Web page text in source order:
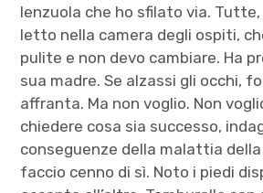
lenzuola che ho sfilato via.
letto nella camera degli ospiti,
pulite e non devo cambiare. Ha
sua madre. Se alzassi gli occhi,
affranta. Ma non voglio. Non
chiedere cosa sia successo,
conseguenze della malattia della
faccio cenno di sì. Noto i piedi